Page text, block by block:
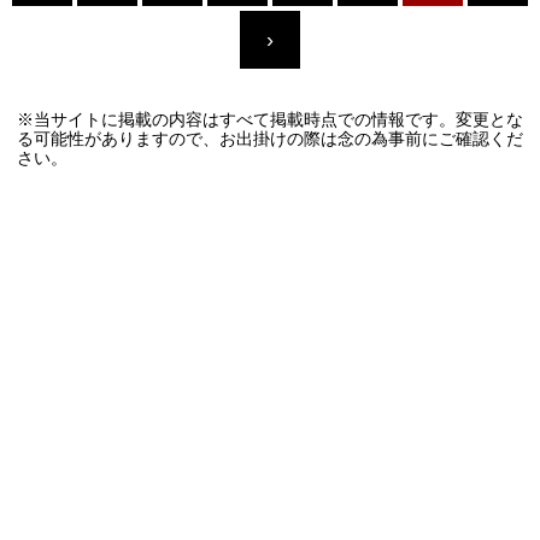
›
※当サイトに掲載の内容はすべて掲載時点での情報です。変更とな
る可能性がありますので、お出掛けの際は念の為事前にご確認くだ
さい。